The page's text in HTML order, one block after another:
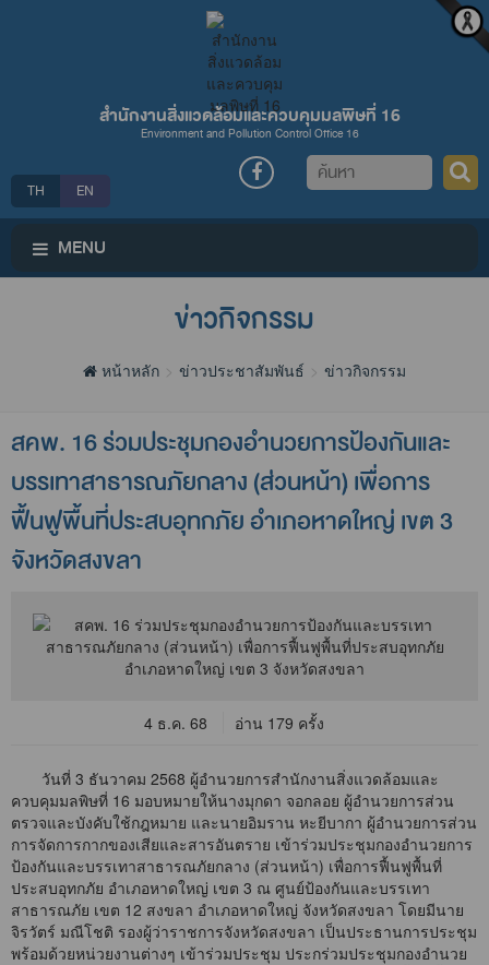
สำนักงานสิ่งแวดล้อมและควบคุมมลพิษที่ 16
Environment and Pollution Control Office 16
TH EN
ค้นหา
MENU
ข่าวกิจกรรม
หน้าหลัก ข่าวประชาสัมพันธ์ ข่าวกิจกรรม
สคพ. 16 ร่วมประชุมกองอำนวยการป้องกันและ
บรรเทาสาธารณภัยกลาง (ส่วนหน้า) เพื่อการ
ฟื้นฟูพื้นที่ประสบอุทกภัย อำเภอหาดใหญ่ เขต 3
จังหวัดสงขลา
4 ธ.ค. 68 อ่าน 179 ครั้ง
วันที่ 3 ธันวาคม 2568 ผู้อำนวยการสำนักงานสิ่งแวดล้อมและ
ควบคุมมลพิษที่ 16 มอบหมายให้นางมุกดา จอกลอย ผู้อำนวยการส่วน
ตรวจและบังคับใช้กฎหมาย และนายอิมราน หะยีบากา ผู้อำนวยการส่วน
การจัดการกากของเสียและสารอันตราย เข้าร่วมประชุมกองอำนวยการ
ป้องกันและบรรเทาสาธารณภัยกลาง (ส่วนหน้า) เพื่อการฟื้นฟูพื้นที่
ประสบอุทกภัย อำเภอหาดใหญ่ เขต 3 ณ ศูนย์ป้องกันและบรรเทา
สาธารณภัย เขต 12 สงขลา อำเภอหาดใหญ่ จังหวัดสงขลา โดยมีนาย
จิรวัตร์ มณีโชติ รองผู้ว่าราชการจังหวัดสงขลา เป็นประธานการประชุม
พร้อมด้วยหน่วยงานต่างๆ เข้าร่วมประชุม ประกร่วมประชุมกองอำนวย